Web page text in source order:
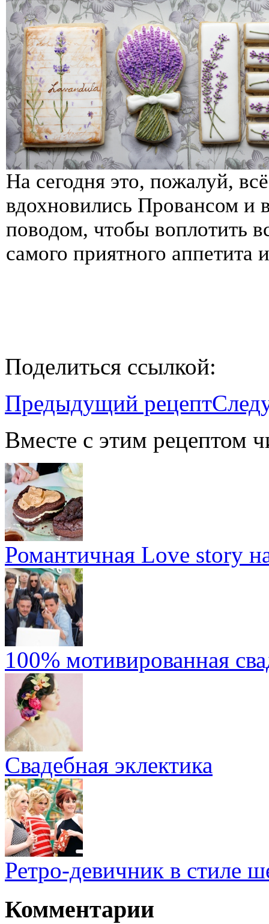
На сегодня это, пожалуй,
вдохновились Провансом и
поводом, чтобы воплотить
самого приятного
Поделиться ссылкой:
Предыдущий рецепт
Вместе с этим рецептом
Романтичная Love story
100% мотивированная
Свадебная эклектика
Ретро-девичник в стиле
Комментарии